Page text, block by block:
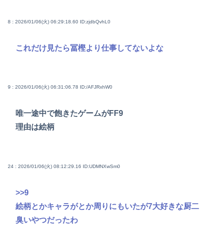
8 : 2026/01/06(火) 06:29:18.60 ID:zjdbQvhL0
これだけ見たら冨樫より仕事してないよな
9 : 2026/01/06(火) 06:31:06.78 ID:/AFJRxhW0
唯一途中で飽きたゲームがFF9
理由は絵柄
24 : 2026/01/06(火) 08:12:29.16 ID:UDMNXwSm0
>>9
絵柄とかキャラがとか周りにもいたが7大好きな厨二
臭いやつだったわ